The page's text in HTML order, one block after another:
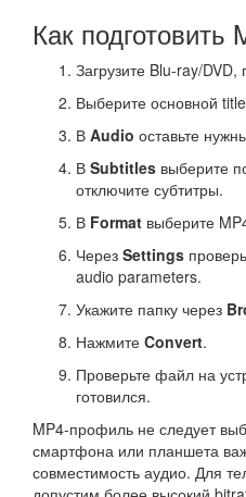
Как подготовить
Загрузите Blu-ray/DVD,
Выберите основной
В Audio оставьте
В Subtitles выберите
отключите субтитры.
В Format выберите
Через Settings
audio parameters.
Укажите папку через
Нажмите Convert.
Проверьте файл на
готовился.
MP4-профиль не следует
смартфона или планшета
совместимость аудио. Для